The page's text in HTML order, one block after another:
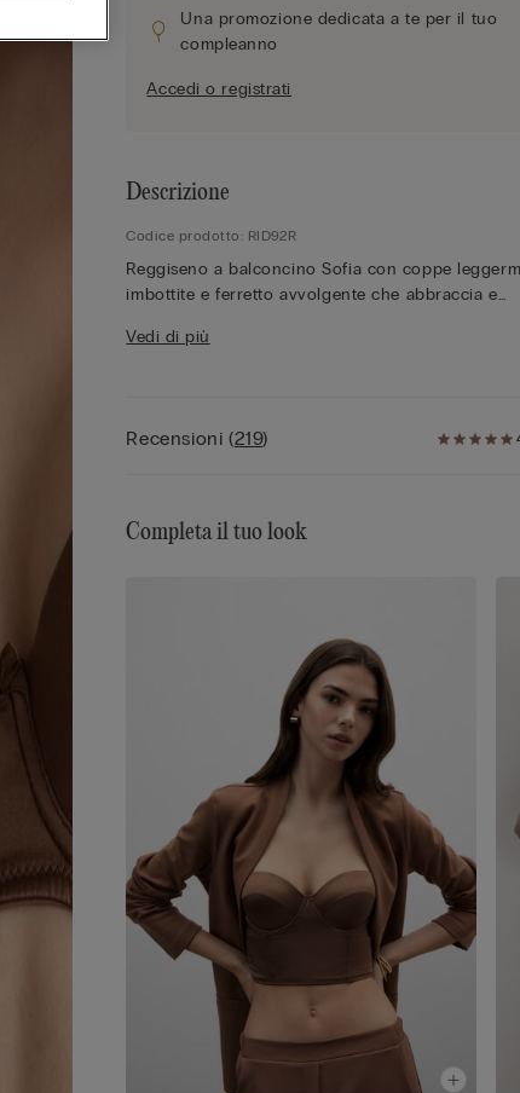
Una promozione dedicata a te per il tuo
compleanno
Accedi o registrati
Descrizione
Codice prodotto: RID92R
Reggiseno a balconcino Sofia con coppe
imbottite e ferretto avvolgente che abbraccia e
elasticizzata ed il girotorace è doppiato in tulle
mentre nelle taglie 3D-4C-5B sono realizzate
sostegno e valorizza il décolleté arrotondando le
forme per uno stile sensuale e raffinato.
Vedi di più
Recensioni (219)
Completa il tuo look